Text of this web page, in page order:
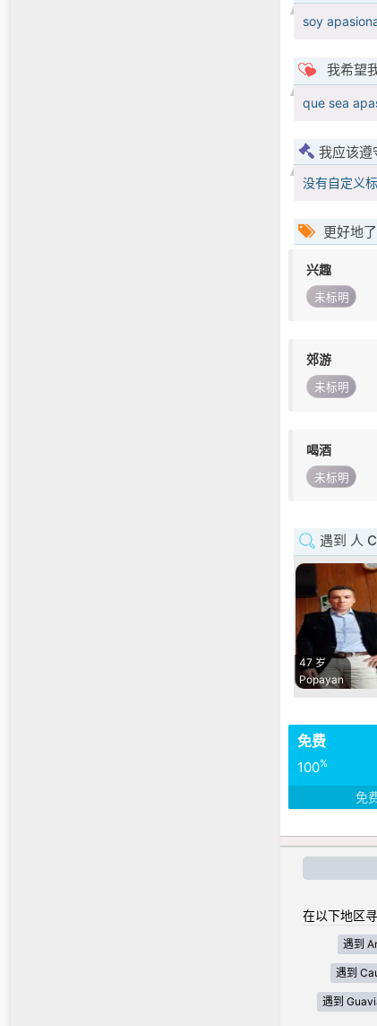
soy
我希望
que sea
我应该遵
没有自定义
更好地
兴趣
未标明
郊游
未标明
喝酒
未标明
遇到 人
47 岁
Popayan
免费
100%
免
在以下地区
遇到
遇到
遇到